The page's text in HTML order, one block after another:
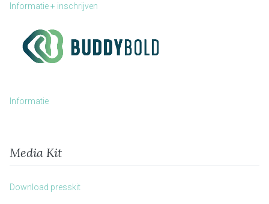
Informatie + inschrijven
Informatie
Media Kit
Download presskit